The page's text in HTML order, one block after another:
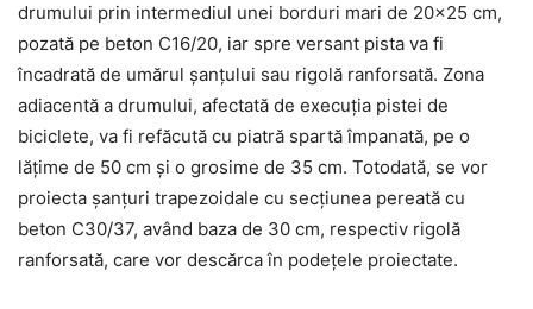
drumului prin intermediul unei borduri mari de 20×25 cm,
pozată pe beton C16/20, iar spre versant pista va fi
încadrată de umărul șanțului sau rigolă ranforsată. Zona
adiacentă a drumului, afectată de execuția pistei de
biciclete, va fi refăcută cu piatră spartă împanată, pe o
lățime de 50 cm și o grosime de 35 cm. Totodată, se vor
proiecta șanțuri trapezoidale cu secțiunea pereată cu
beton C30/37, având baza de 30 cm, respectiv rigolă
ranforsată, care vor descărca în podețele proiectate.